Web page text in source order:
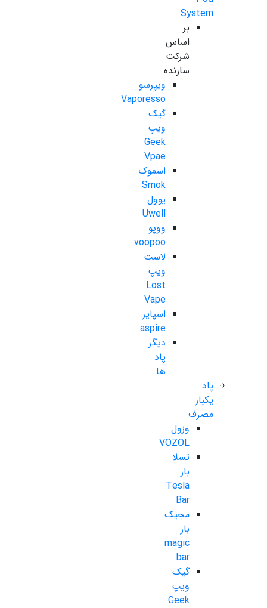
System
بر
اساس
شرکت
سازنده
ویپرسو
Vaporesso
گیک
ویپ
Geek
Vpae
اسموک
Smok
یوول
Uwell
ووپو
voopoo
لاست
ویپ
Lost
Vape
اسپایر
aspire
دیگر
پاد
ها
پاد
یکبار
مصرف
وزول
VOZOL
تسلا
بار
Tesla
Bar
مجیک
بار
magic
bar
گیک
ویپ
Geek